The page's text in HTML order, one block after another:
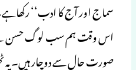
سماج اور آج کا ادب‘‘
اس وقت ہم سب لوگ حسن کے ایک
صورت حال سے دوچار ہیں۔ یہ